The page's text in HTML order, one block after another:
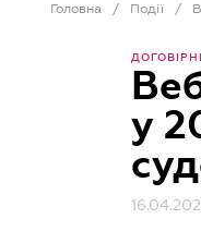
Головна / Події /
у